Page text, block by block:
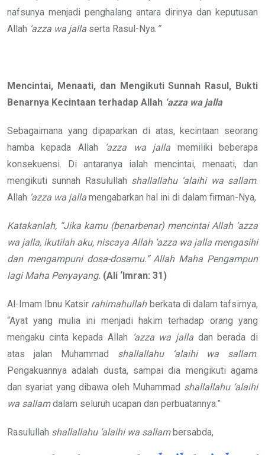
nafsunya menjadi penghalang antara dirinya dan keputusan
Allah ‘azza wa jalla serta Rasul-Nya. ”
Mencintai, Menaati, dan Mengikuti Sunnah Rasul, Bukti
Benarnya Kecintaan terhadap Allah ‘azza wa jalla
Sebagaimana yang dipaparkan di atas, kecintaan seorang
hamba kepada Allah
‘azza wa jalla memiliki beberapa
konsekuensi. Di antaranya ialah mencintai, menaati, dan
mengikuti sunnah Rasulullah shallallahu ‘alaihi wa sallam.
Allah ‘azza wa jalla mengabarkan hal ini di dalam firman-Nya,
Katakanlah, “Jika kamu (benarbenar) mencintai Allah ‘azza
wa jalla, ikutilah aku, niscaya Allah ‘azza wa jalla mengasihi
dan mengampuni dosa-dosamu.” Allah Maha Pengampun
lagi Maha Penyayang. (Ali ‘Imran: 31)
Al-Imam Ibnu Katsir rahimahullahberkata di dalam tafsirnya,
“Ayat yang mulia ini menjadi hakim terhadap orang yang
mengaku cinta kepada Allah
‘azza wa jalla dan berada di
atas jalan Muhammad shallallahu ‘alaihi wa sallam.
Pengakuannya adalah dusta, sampai dia mengikuti agama
dan syariat yang dibawa oleh Muhammad shallallahu ‘alaihi
wa sallamdalam seluruh ucapan dan perbuatannya.”
Rasulullah shallallahu ‘alaihi wa sallambersabda,